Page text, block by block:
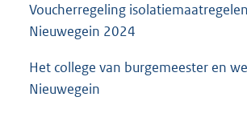
Voucherregeling
Nieuwegein 2024
Het college van burgemeester en
Nieuwegein